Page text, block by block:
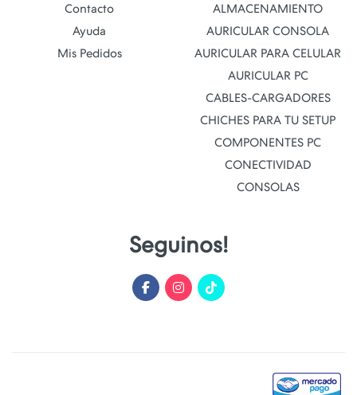
Contacto
Ayuda
Mis Pedidos
ALMACENAMIENTO
AURICULAR CONSOLA
AURICULAR PARA CELULAR
AURICULAR PC
CABLES-CARGADORES
CHICHES PARA TU SETUP
COMPONENTES PC
CONECTIVIDAD
CONSOLAS
Seguinos!